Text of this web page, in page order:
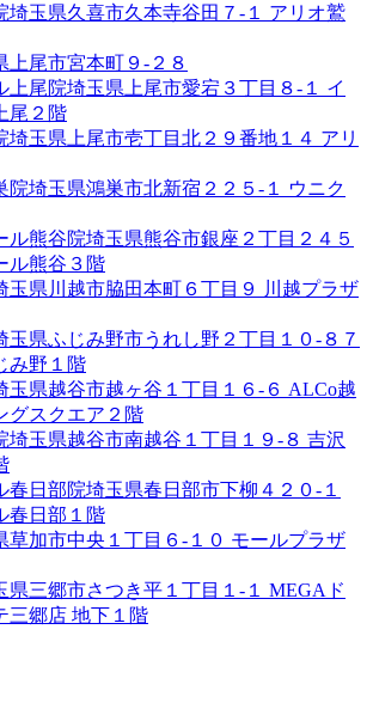
埼玉県久喜市久本寺谷田７-１ アリオ鷲
上尾市宮本町９-２８
上尾院埼玉県上尾市愛宕３丁目８-１ イ
尾２階
埼玉県上尾市壱丁目北２９番地１４ アリ
院埼玉県鴻巣市北新宿２２５-１ ウニク
ル熊谷院埼玉県熊谷市銀座２丁目２４５
ル熊谷３階
玉県川越市脇田本町６丁目９ 川越プラザ
玉県ふじみ野市うれし野２丁目１０-８７
み野１階
玉県越谷市越ヶ谷１丁目１６-６ ALCo越
グスクエア２階
埼玉県越谷市南越谷１丁目１９-８ 吉沢
春日部院埼玉県春日部市下柳４２０-１
春日部１階
草加市中央１丁目６-１０ モールプラザ
県三郷市さつき平１丁目１-１ MEGAド
三郷店 地下１階